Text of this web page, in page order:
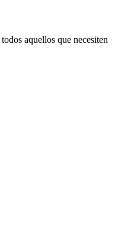
aquellos que necesiten